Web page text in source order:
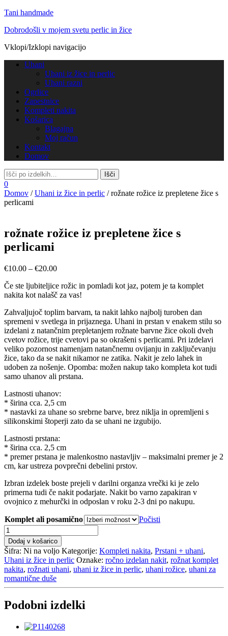
Tani handmade
Dobrodošli v mojem svetu perlic in žice
Vklopi/Izklopi navigacijo
Uhani
Uhani iz žice in perlic
Uhani razni
Ogrlice
Zapestnice
Kompleti nakita
Košarica
Blagajna
Moj račun
Kontakt
Domov
0
Domov /Uhani iz žice in perlic / rožnate rožice iz prepletene žice s
perlicami
rožnate rožice iz prepletene žice s
perlicami
€10.00 – €20.00Cenovni
od
€10.00
€20.00
Če ste ljubiteljice rožic in pomladi kot jaz, potem je ta komplet
nakita kot nalašč za vas!
Zahvaljujoč toplim barvam, ta nakit lahko najbolj turoben dan
spremeni v svetlega in prijaznega. Uhani in prstan v enakem stilu so
izdelani z natančnim prepletanjem rožnate barvne žice okoli dveh
cvetov rožice, trije cvetovi pa so okrašeni s perlicami. Pri izdelavi
veliko pozornost namenjam natančnemu ovijanju in zaključevanju
žice, tako da se nakit nikamor ne zatika. Nakit je zelo lahek in
udoben za nošenje. Opomba: možen nakup tako kompleta kot tudi
samo uhanov ali prstana.
Lastnosti uhanov:
* širina cca. 2,5 cm
* nastavki za uhane so srebrne barve, brez niklja in opremljeni s
silikonskimi štoperji zato da se uhani ne izgubijo.
Lastnosti prstana:
* širina cca. 2,5 cm
* premer prstana je malenkostno nastavljiv – maksimalni premer je 2
cm, kar ustreza povprečni debelini prstov.
Izbran izdelek boste prejeli v darilni organza vrečki ki je zelo
primerna tudi če nakit podarjate. Nakit bo varno zapakiran v
ovojnico z mehurčki in odposlan v roku 2-3 dni po nakupu.
Komplet ali posamično
Počisti
rožnate
rožice
iz
prepletene
žice
s
perlicami
Dodaj v košarico
Šifra: Ni na voljo Kategorije: Kompleti nakita, Prstani + uhani,
Uhani iz žice in perlic Oznake: ročno izdelan nakit, rožnat komplet
nakita, rožnati uhani, uhani iz žice in perlic, uhani rožice, uhani za
romantične duše
Podobni izdelki